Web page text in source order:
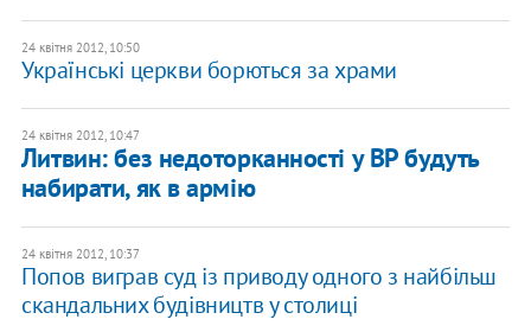
24 квітня 2012, 10:50
Українські церкви борються за храми
24 квітня 2012, 10:47
Литвин: без недоторканності у ВР будуть
набирати, як в армію
24 квітня 2012, 10:37
Попов виграв суд із приводу одного з найбільш
скандальних будівництв у столиці